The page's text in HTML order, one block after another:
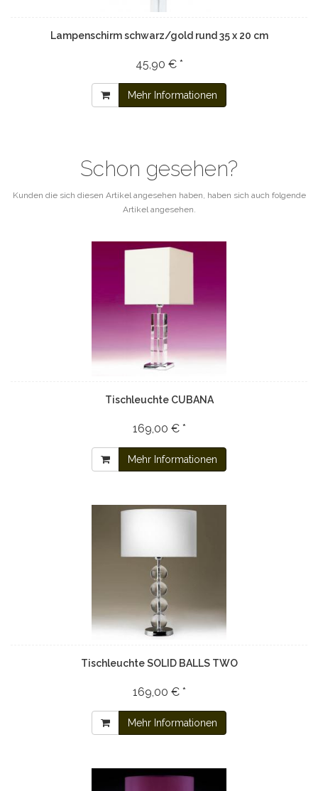
Lampenschirm schwarz/gold rund 35 x 20 cm
45,90 € *
Mehr Informationen
Schon gesehen?
Kunden die sich diesen Artikel angesehen haben, haben sich auch folgende
Artikel angesehen.
Tischleuchte CUBANA
169,00 € *
Mehr Informationen
Tischleuchte SOLID BALLS TWO
169,00 € *
Mehr Informationen